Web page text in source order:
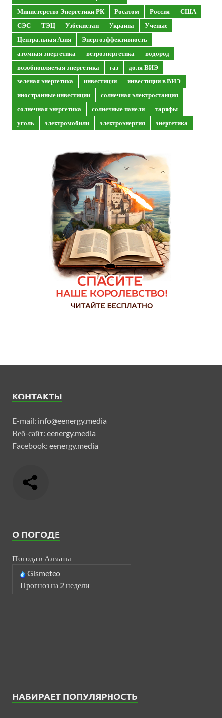
Министерство Энергетики РК
Росатом Россия
США
СЭС
ТЭЦ Узбекистан Украина
Ученые
Центральная Азия
Энергоэффективность
атомная энергетика
ветроэнергетика
водород
возобновляемая энергетика
газ
доля ВИЭ
зеленая энергетика
инвестиции
инвестиции в ВИЭ
иностранные инвестиции
солнечная электростанция
солнечная энергетика
солнечные панели
тарифы
уголь
электромобили электроэнергия энергетика
КОНТАКТЫ
E-mail: info@eenergy.media
Веб-сайт: eenergy.media
Facebook: eenergy.media
О ПОГОДЕ
Погода в Алматы
Gismeteo
Прогноз на 2 недели
НАБИРАЕТ ПОПУЛЯРНОСТЬ